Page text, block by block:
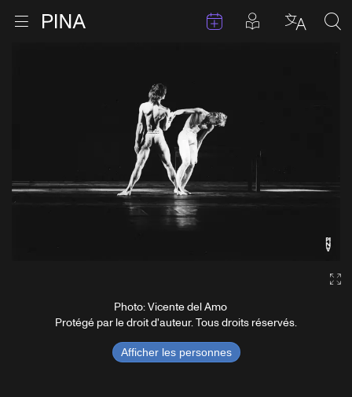
Ouvrir le menu Retour à la page d'accueil Évenements
Articles en
Photo: Vicente del Amo
Protégé par le droit d'auteur. Tous droits réservés.
Afficher les personnes